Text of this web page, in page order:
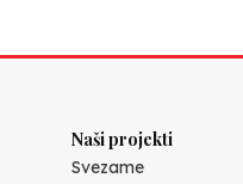
Naši projekti
Svezame